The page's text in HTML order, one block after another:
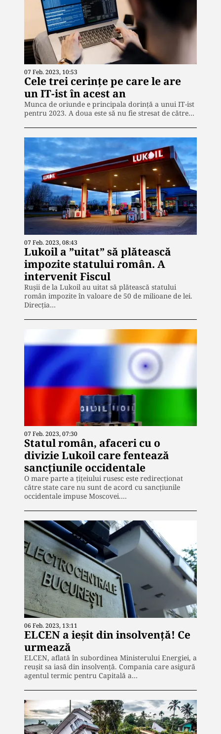
07 Feb. 2023, 10:53
Cele trei cerințe pe care le are
un IT-ist în acest an
Munca de oriunde e principala dorință a unui IT-ist
pentru 2023. A doua este să nu fie stresat de către…
07 Feb. 2023, 08:43
Lukoil a ”uitat” să plătească
impozite statului român. A
intervenit Fiscul
Rușii de la Lukoil au uitat să plătească statului
român impozite în valoare de 50 de milioane de lei.
Direcția…
07 Feb. 2023, 07:30
Statul român, afaceri cu o
divizie Lukoil care fentează
sancțiunile occidentale
O mare parte a țițeiului rusesc este redirecționat
către state care nu sunt de acord cu sancțiunile
occidentale impuse Moscovei.…
06 Feb. 2023, 13:11
ELCEN a ieșit din insolvență! Ce
urmează
ELCEN, aflată în subordinea Ministerului Energiei, a
reușit sa iasă din insolvență. Compania care asigură
agentul termic pentru Capitală a…